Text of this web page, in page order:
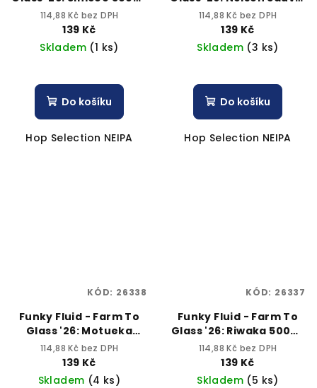
can 6,5% alc.
114,88 Kč bez DPH
139 Kč
Skladem (1 ks)
Do košíku
Hop Selection NEIPA
500ml can 6,5% alc.
114,88 Kč bez DPH
139 Kč
Skladem (3 ks)
Do košíku
Hop Selection NEIPA
Funky Fluid - Farm To
Glass '26: Motueka
500ml can 6,4% alc.
114,88 Kč bez DPH
139 Kč
Skladem (4 ks)
KÓD: 26338
Funky Fluid - Farm To
Glass '26: Riwaka 500ml
can 6,3% alc.
114,88 Kč bez DPH
139 Kč
Skladem (5 ks)
KÓD: 26337